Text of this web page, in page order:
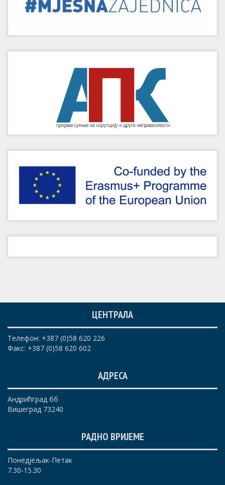
ЦЕНТРАЛА
Телефон: +387 (0)58 620 226
Факс: +387 (0)58 620 602
АДРЕСА
Андрићград бб
Вишеград 73240
РАДНО ВРИЈЕМЕ
Понедјељак-Петак
7.30-15.30